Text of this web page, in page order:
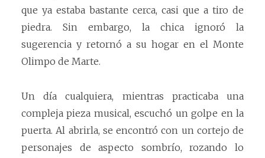
que ya estaba bastante cerca, casi que a tiro de
piedra. Sin embargo, la chica ignoró la
sugerencia y retornó a su hogar en el Monte
Olimpo de Marte.
Un día cualquiera, mientras practicaba una
compleja pieza musical, escuchó un golpe en la
puerta. Al abrirla, se encontró con un cortejo de
personajes de aspecto sombrío, rozando lo